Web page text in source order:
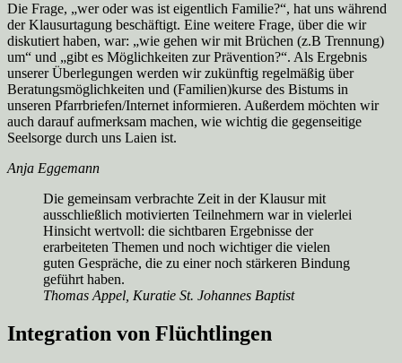
Die Frage, „wer oder was ist eigentlich Familie?“, hat uns während
der Klausurtagung beschäftigt. Eine weitere Frage, über die wir
diskutiert haben, war: „wie gehen wir mit Brüchen (z.B Trennung)
um“ und „gibt es Möglichkeiten zur Prävention?“. Als Ergebnis
unserer Überlegungen werden wir zukünftig regelmäßig über
Beratungsmöglichkeiten und (Familien)kurse des Bistums in
unseren Pfarrbriefen/Internet informieren. Außerdem möchten wir
auch darauf aufmerksam machen, wie wichtig die gegenseitige
Seelsorge durch uns Laien ist.
Anja Eggemann
Die gemeinsam verbrachte Zeit in der Klausur mit
ausschließlich motivierten Teilnehmern war in vielerlei
Hinsicht wertvoll: die sichtbaren Ergebnisse der
erarbeiteten Themen und noch wichtiger die vielen
guten Gespräche, die zu einer noch stärkeren Bindung
geführt haben.
Thomas Appel, Kuratie St. Johannes Baptist
Integration von Flüchtlingen